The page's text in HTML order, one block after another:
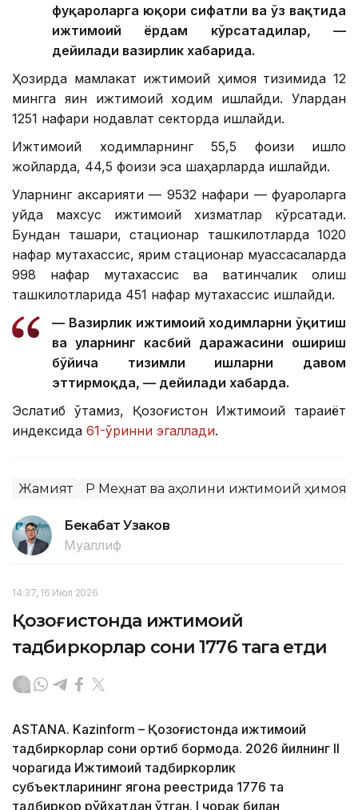
фуқароларга юқори сифатли ва ўз вақтида
ижтимоий ёрдам кўрсатадилар, —
дейилади вазирлик хабарида.
Ҳозирда мамлакат ижтимоий ҳимоя тизимида 12
мингга яқин ижтимоий ходим ишлайди. Улардан
1251 нафари нодавлат секторда ишлайди.
Ижтимоий ходимларнинг 55,5 фоизи қишлоқ
жойларда, 44,5 фоизи эса шаҳарларда ишлайди.
Уларнинг аксарияти — 9532 нафари — фуқароларга
уйда махсус ижтимоий хизматлар кўрсатади.
Бундан ташқари, стационар ташкилотларда 1020
нафар мутахассис, ярим стационар муассасаларда
998 нафар мутахассис ва вақтинчалик қолиш
ташкилотларида 451 нафар мутахассис ишлайди.
— Вазирлик ижтимоий ходимларни ўқитиш
ва уларнинг касбий даражасини ошириш
бўйича тизимли ишларни давом
эттирмоқда, — дейилади хабарда.
Эслатиб ўтамиз, Қозоғистон Ижтимоий тараққиёт
индексида 61-ўринни эгаллади.
Жамият ҚР Меҳнат ва аҳолини ижтимоий ҳимоя
Бекабат Узаков
Муаллиф
14:37, 16 Июл 2026
Қозоғистонда ижтимоий
тадбиркорлар сони 1776 тага етди
ASTANA. Kazinform – Қозоғистонда ижтимоий
тадбиркорлар сони ортиб бормоқда. 2026 йилнинг II
чорагида Ижтимоий тадбиркорлик
субъектларининг ягона реестрида 1776 та
тадбиркор рўйхатдан ўтган. I чорак билан